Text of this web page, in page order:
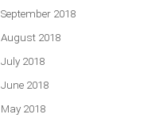
September 2018
August 2018
July 2018
June 2018
May 2018